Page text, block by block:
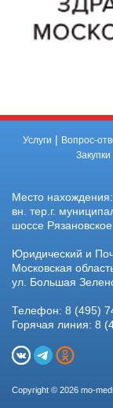
Услуги | Вопрос-
Закупки
Место
вн. тер.г.
шоссе
Юридический и
Московская
ул. Большая
Телефон: 8 (495)
Горячая линия: 8
Copyright © 2026 mo-